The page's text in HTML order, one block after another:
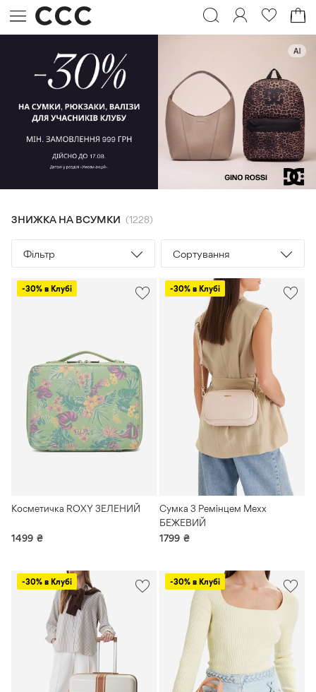
ЗНИЖКА НА ВСУМКИ 1228
Фільтр Сортування
-30% в Клубі
Косметичка ROXY ЗЕЛЕНИЙ
1499 ₴
-30% в Клубі
Сумка З Ремінцем Mexx
БЕЖЕВИЙ
1799 ₴
-30% в Клубі -30% в Клубі